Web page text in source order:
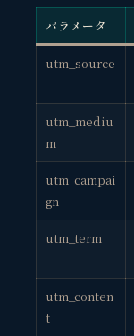
パラメータ
utm_source
utm_mediu
m
utm_campai
gn
utm_term
utm_conten
t